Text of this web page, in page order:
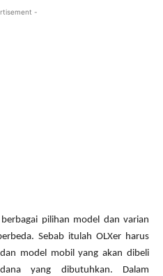
-
pilihan model dan varian
Sebab itulah OLXer harus
model mobil yang akan dibeli
yang dibutuhkan. Dalam